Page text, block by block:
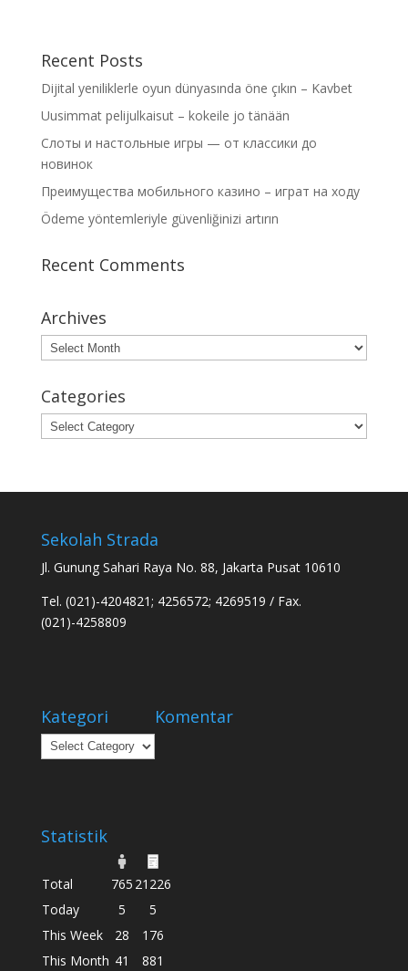
Recent Posts
Dijital yeniliklerle oyun dünyasında öne çıkın – Kavbet
Uusimmat pelijulkaisut – kokeile jo tänään
Слоты и настольные игры — от классики до
новинок
Преимущества мобильного казино – играт на ходу
Ödeme yöntemleriyle güvenliğinizi artırın
Recent Comments
Archives
Archives
Categories
Categories
Sekolah Strada
Jl. Gunung Sahari Raya No. 88, Jakarta Pusat 10610
Tel. (021)-4204821; 4256572; 4269519 / Fax.
(021)-4258809
Kategori
Kategori
Komentar
Statistik
Total 765 21226
Today
5
5
This Week
28
176
This Month 41 881